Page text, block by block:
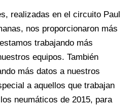
realizadas en el circuito Paul
nos proporcionaron más
trabajando más
equipos. También
más datos a nuestros
a aquellos que trabajan
neumáticos de 2015, para